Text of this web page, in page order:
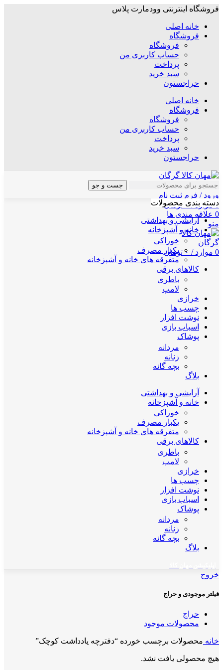
فروشگاه اینترنتی وودمارت پلاس
خانه اصلی
فروشگاه
فروشگاه
حساب کاربری من
پرداخت
سبد خرید
حراجستون
خانه اصلی
فروشگاه
فروشگاه
حساب کاربری من
پرداخت
سبد خرید
حراجستون
جست و جو
ورود / فرم ثبت نام
0 موارد / ۰ تومان
0 علاقه مندی ها
منو
0 موارد / ۰ تومان
دسته بندی محصولات
آرایشی و بهداشتی
خانه و آشپزخانه
خوراکی
یکبار مصرف
متفرقه های خانه و آشپزخانه
کالاهای برقی
باطری
لامپ
خرازی
چسب ها
نوشت افزار
اسباب بازی
پوشاک
مردانه
زنانه
بچه گانه
بلاگ
آرایشی و بهداشتی
خانه و آشپزخانه
خوراکی
یکبار مصرف
متفرقه های خانه و آشپزخانه
کالاهای برقی
باطری
لامپ
خرازی
چسب ها
نوشت افزار
اسباب بازی
پوشاک
مردانه
زنانه
بچه گانه
بلاگ
خروج
فیلتر موجودی و حراج
حراج
محصولات موجود
خانه محصولات برچسب خورده “دفترچه یادداشت کوچک”
هیچ محصولی یافت نشد.